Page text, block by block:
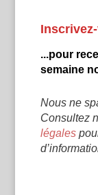
...pour
semaine
Nous ne
Consultez
légales